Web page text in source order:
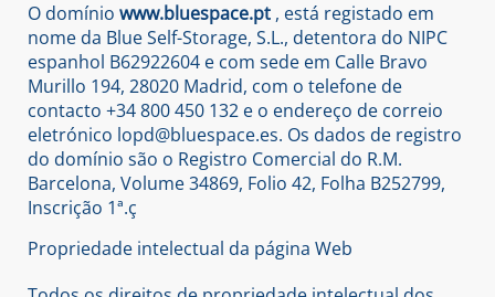
O domínio www.bluespace.pt , está registado em
nome da Blue Self-Storage, S.L., detentora do NIPC
espanhol B62922604 e com sede em Calle Bravo
Murillo 194, 28020 Madrid, com o telefone de
contacto +34 800 450 132 e o endereço de correio
eletrónico lopd@bluespace.es. Os dados de registro
do domínio são o Registro Comercial do R.M.
Barcelona, ​​Volume 34869, Folio 42, Folha B252799,
Inscrição 1ª.ç
Propriedade intelectual da página Web